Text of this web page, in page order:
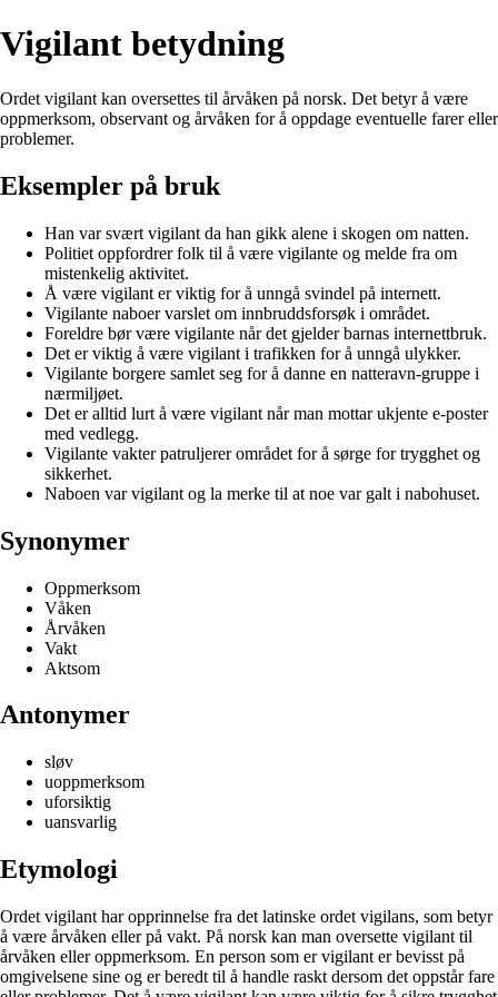
Vigilant betydning
Ordet vigilant kan oversettes til årvåken på norsk. Det betyr å være
oppmerksom, observant og årvåken for å oppdage eventuelle farer eller
problemer.
Eksempler på bruk
Han var svært ​vigilant da han gikk alene i skogen om natten.
Politiet oppfordrer folk til å være ​vigilante og melde fra om
mistenkelig aktivitet.
Å være ​vigilant er viktig for å unngå svindel på internett.
​Vigilante naboer varslet om innbruddsforsøk i området.
Foreldre bør være ​vigilante når det gjelder barnas internettbruk.
Det er viktig å være ​vigilant i trafikken for å unngå ulykker.
​Vigilante borgere samlet seg for å danne en natteravn-gruppe i
nærmiljøet.
Det er alltid lurt å være ​vigilant når man mottar ukjente e-poster
med vedlegg.
​Vigilante vakter patruljerer området for å sørge for trygghet og
sikkerhet.
Naboen var ​vigilant og la merke til at noe var galt i nabohuset.
Synonymer
Oppmerksom
Våken
Årvåken
Vakt
Aktsom
Antonymer
sløv
uoppmerksom
uforsiktig
uansvarlig
Etymologi
Ordet vigilant har opprinnelse fra det latinske ordet vigilans, som betyr
å være årvåken eller på vakt. På norsk kan man oversette vigilant til
årvåken eller oppmerksom. En person som er vigilant er bevisst på
omgivelsene sine og er beredt til å handle raskt dersom det oppstår fare